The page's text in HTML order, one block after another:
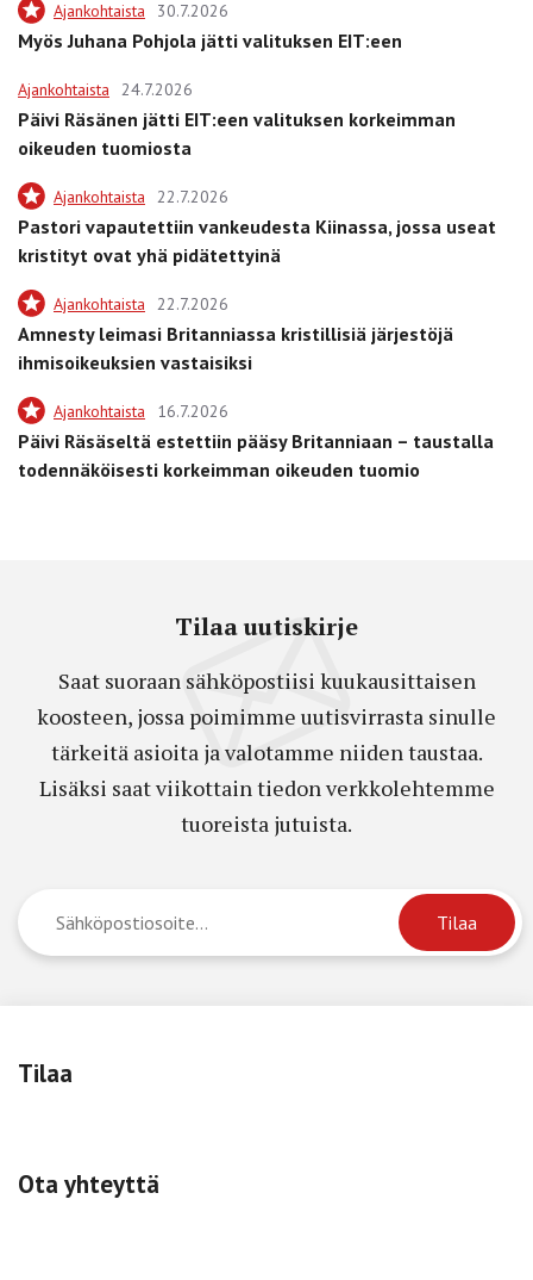
Ajankohtaista 30.7.2026
Myös Juhana Pohjola jätti valituksen EIT:een
Ajankohtaista 24.7.2026
Päivi Räsänen jätti EIT:een valituksen korkeimman
oikeuden tuomiosta
Ajankohtaista 22.7.2026
Pastori vapautettiin vankeudesta Kiinassa, jossa useat
kristityt ovat yhä pidätettyinä
Ajankohtaista 22.7.2026
Amnesty leimasi Britanniassa kristillisiä järjestöjä
ihmisoikeuksien vastaisiksi
Ajankohtaista 16.7.2026
Päivi Räsäseltä estettiin pääsy Britanniaan – taustalla
todennäköisesti korkeimman oikeuden tuomio
Tilaa uutiskirje
Saat suoraan sähköpostiisi kuukausittaisen
koosteen, jossa poimimme uutisvirrasta sinulle
tärkeitä asioita ja valotamme niiden taustaa.
Lisäksi saat viikottain tiedon verkkolehtemme
tuoreista jutuista.
Tilaa
Ota yhteyttä